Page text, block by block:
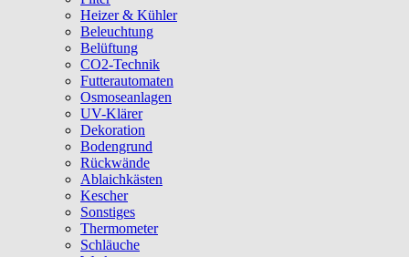
Heizer & Kühler
Beleuchtung
Belüftung
CO2-Technik
Futterautomaten
Osmoseanlagen
UV-Klärer
Dekoration
Bodengrund
Rückwände
Ablaichkästen
Kescher
Sonstiges
Thermometer
Schläuche